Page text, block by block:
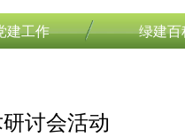
建工作 绿建百
讨会活动